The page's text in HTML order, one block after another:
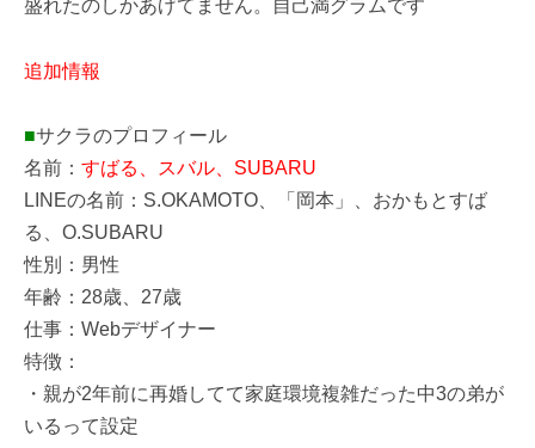
盛れたのしかあげてません。自己満グラムです
追加情報
■サクラのプロフィール
名前： すばる、スバル、SUBARU
LINEの名前：S.OKAMOTO、「岡本」、おかもとすば
る、O.SUBARU
性別：男性
年齢：28歳、27歳
仕事：Webデザイナー
特徴：
・親が2年前に再婚してて家庭環境複雑だった中3の弟が
いるって設定